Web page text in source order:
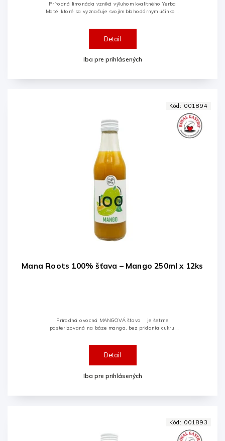
Iba pre prihlásených
Detail
Prírodná limonáda vzniká výluhom kvalitného Yerba
Maté, ktoré sa vyznačuje svojím blahodárnym účinkom
Mana Roots 100% šťava – Mango 250ml x 12ks
Iba pre prihlásených
Detail
Prírodná ovocná MANGOVÁ šťava je šetrne
pasterizovaná na báze manga, bez pridania cukru,
Kód: 001894
Kód: 001893